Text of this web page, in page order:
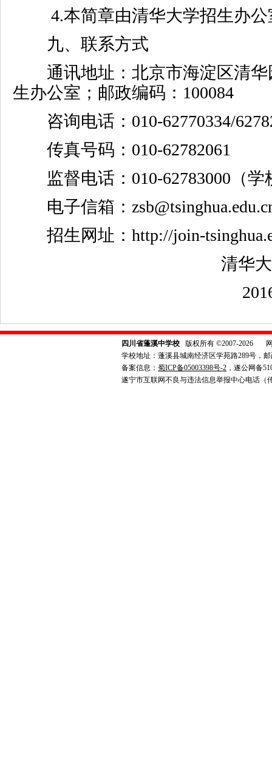
4.本简章由清华大学招生办
九、联系方式
通讯地址：北京市海淀区清华
生办公室；邮政编码： 100084
咨询电话： 010-62770334/
传真号码： 010-62782061
监督电话： 010-62783000 （
电子信箱：
招生网址： http://join-
清华大学招生
四川省蓬溪中学校 版权所有 ©2007-2026 网
学校地址：蓬溪县城南经济区学苑路289号，邮
备案信息： 蜀ICP备05003398号-2 ，遂公网备
遂宁市互联网不良与违法信息举报中心电话（